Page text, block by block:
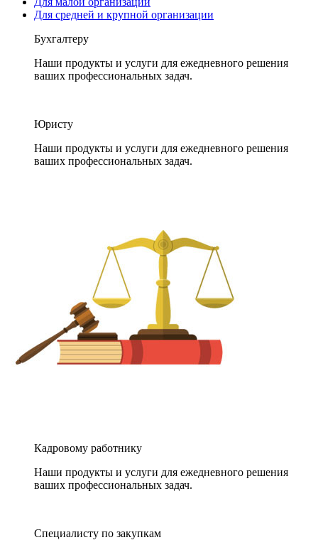
Для средней и крупной организации
Бухгалтеру
Наши продукты и услуги для ежедневного решения
ваших профессиональных задач.
Юристу
Наши продукты и услуги для ежедневного решения
ваших профессиональных задач.
Кадровому работнику
Наши продукты и услуги для ежедневного решения
ваших профессиональных задач.
Специалисту по закупкам